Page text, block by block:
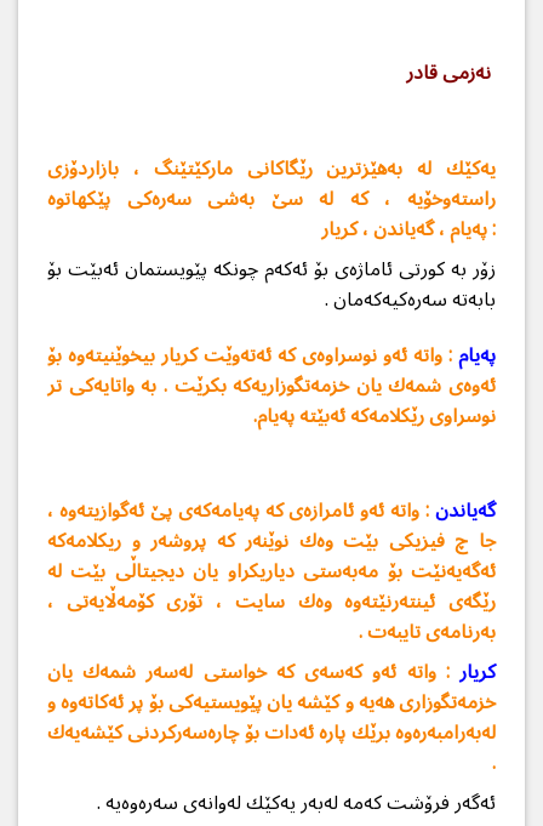
نه‌زمی قادر
یه‌كێك له‌ به‌هێزترین رێگاكانی ماركێتێنگ ، بازاردۆزی
راسته‌وخۆیه‌ ، كه‌ له‌ سێ به‌شی سه‌ره‌كی پێكهاتوه‌
: په‌یام ، گه‌یاندن ، كریار
زۆر به‌ كورتی ئاماژه‌ی بۆ ئه‌كه‌م چونكه‌ پێویستمان ئه‌بێت بۆ
بابه‌ته‌ سه‌ره‌كیه‌كه‌مان .
په‌یام: واته‌ ئه‌و نوسراوه‌ی كه‌ ئه‌ته‌وێت كریار بیخوێنیته‌وه‌ بۆ
ئه‌وه‌ی شمه‌ك یان خزمه‌تگوزاریه‌كه‌ بكرێت . به‌ واتایه‌كی تر
نوسراوی رێكلامه‌كه‌ ئه‌بێته‌ په‌یام.
گه‌یاندن: واته‌ ئه‌و ئامرازه‌ی كه‌ په‌یامه‌كه‌ی پێ ئه‌گوازیته‌وه‌ ،
جا چ فیزیكی بێت وه‌ك نوێنه‌ر كه‌ پروشه‌ر و ریكلامه‌كه‌
ئه‌گه‌یه‌نێت بۆ مه‌به‌ستی دیاریكراو یان دیجیتاڵی بێت له‌
رێگه‌ی ئینته‌رنێته‌وه‌ وه‌ك سایت ، تۆری كۆمه‌ڵایه‌تی ،
به‌رنامه‌ی تایبه‌ت .
كریار: واته‌ ئه‌و كه‌سه‌ی كه‌ خواستی له‌سه‌ر شمه‌ك یان
خزمه‌تگوزاری هه‌یه و كێشه‌ یان پێویستیه‌كی بۆ پر ئه‌كاته‌وه‌‌ و
له‌به‌رامبه‌ره‌وه‌ برێك پاره‌ ئه‌دات بۆ چاره‌سه‌ركردنی كێشه‌یه‌ك
.
ئه‌گه‌ر فرۆشت كه‌مه‌ له‌به‌ر یه‌كێك له‌وانه‌ی سه‌ره‌وه‌یه‌ .